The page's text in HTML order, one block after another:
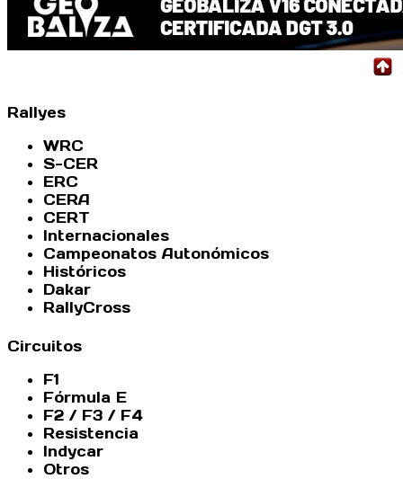
Rallyes
WRC
S-CER
ERC
CERA
CERT
Internacionales
Campeonatos Autonómicos
Históricos
Dakar
RallyCross
Circuitos
F1
Fórmula E
F2 / F3 / F4
Resistencia
Indycar
Otros